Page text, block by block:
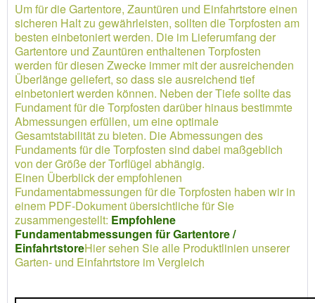
Um für die Gartentore, Zauntüren und Einfahrtstore einen
sicheren Halt zu gewährleisten, sollten die Torpfosten am
besten einbetoniert werden. Die im Lieferumfang der
Gartentore und Zauntüren enthaltenen Torpfosten
werden für diesen Zwecke immer mit der ausreichenden
Überlänge geliefert, so dass sie ausreichend tief
einbetoniert werden können. Neben der Tiefe sollte das
Fundament für die Torpfosten darüber hinaus bestimmte
Abmessungen erfüllen, um eine optimale
Gesamtstabilität zu bieten. Die Abmessungen des
Fundaments für die Torpfosten sind dabei maßgeblich
von der Größe der Torflügel abhängig.
Einen Überblick der empfohlenen
Fundamentabmessungen für die Torpfosten haben wir in
einem PDF-Dokument übersichtliche für Sie
zusammengestellt: Empfohlene
Fundamentabmessungen für Gartentore /
EinfahrtstoreHier sehen Sie alle Produktlinien unserer
Garten- und Einfahrtstore im Vergleich